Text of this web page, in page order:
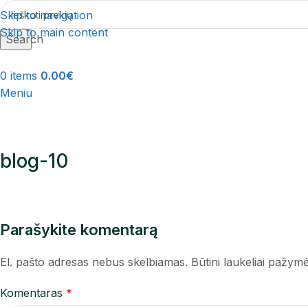
Skip to navigation
Skip to main content
Search
0 items 0.00€
Meniu
blog-10
Parašykite komentarą
El. pašto adresas nebus skelbiamas. Būtini laukeliai
Komentaras *